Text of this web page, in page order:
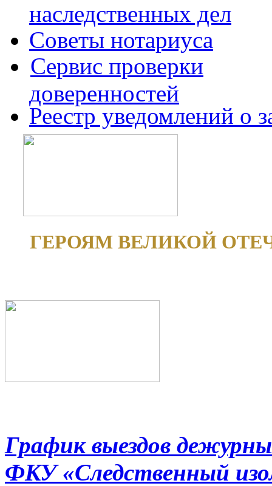
наследственных дел
Советы нотариуса
Сервис проверки
доверенностей
Реестр уведомлений о
ГЕРОЯМ ВЕЛИКОЙ
График выездов
ФКУ «Следственный